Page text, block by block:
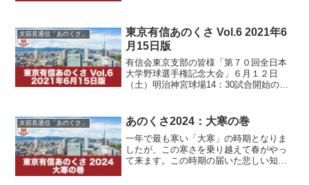
解できる内容ではありませ...
支部長通信「あのくさ」
東京有信あのくさ Vol.6 2021年6
月15日版
有信会東京支部の皆様「第７０回全日本
大学野球選手権記念大会」６月１２日
（土）明治神宮球場14：30試合開始の準
かなか応援に行けないところですが、土
曜日の準決勝まで勝ち進...
支部長通信「あのくさ」 あのくさ2024：大寒の巻
一年で最も寒い「大寒」の時期となりま
したが、この寒さを乗り越えて春がやっ
て来ます。この時期の届いた悲しい知ら